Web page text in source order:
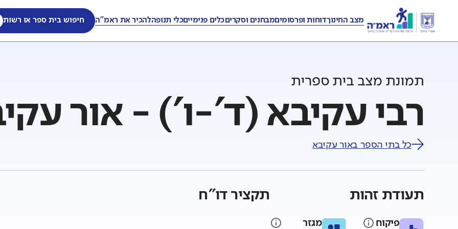
מצב החינוךדוחות ופרסומיםמבחנים וסקריםכלים פנימייםכלי תנופהלהכיר את ראמ"ה חיפוש בית ספר או רשות
תמונת מצב בית ספרית
רבי עקיבא (ד'-ו') - אור
כל בתי הספר באור עקיבא
תעודת זהות
פיקוח מגזר
תקציר דו"ח